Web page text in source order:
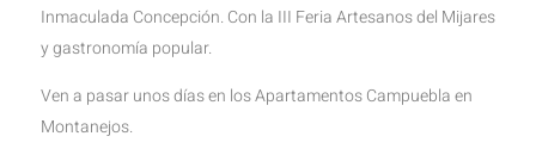
Inmaculada Concepción. Con la III Feria Artesanos del Mijares
y gastronomía popular.
Ven a pasar unos días en los Apartamentos Campuebla en
Montanejos.